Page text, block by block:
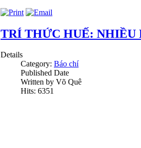
TRÍ THỨC HUẾ: NHIỀU
Details
Category: Báo chí
Published Date
Written by Võ Quê
Hits: 6351